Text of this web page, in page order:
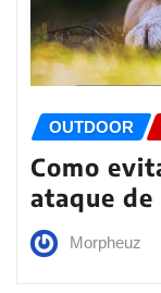
OUTDOOR
Como
ataque
Morpheuz